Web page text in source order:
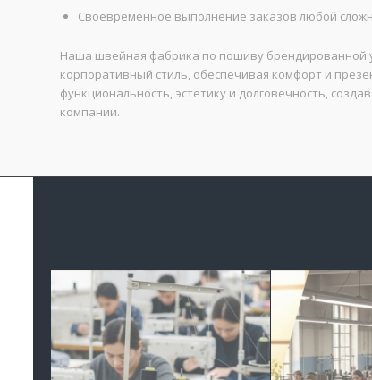
Своевременное выполнение заказов любой
Наша швейная фабрика по пошиву брендированной
корпоративный стиль, обеспечивая комфорт и
функциональность, эстетику и долговечность,
компании.